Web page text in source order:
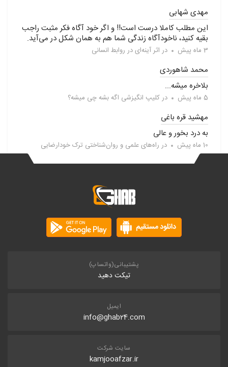
مهدی شهابی
این مطلب کاملا درست است!! و اگر خود آگاه فکر مثبت راجب
بقیه کنید، ناخودآگاه زندگی شما هم به همان شکل در می‌آید.
3 ماه پیش در اثر آینه‌ای در روابط انسانی
محمد شاهوردی
بلاخره میشه...
5 ماه پیش درکلیپ انگیزشی اگه بشه چی میشه؟
مهشید قره باغی
به درد بخور و عالی
10 ماه پیش در راه‌های علمی و روان‌شناختی ترک خودارضایی
پشتیبانی(واتساپ)
تیکت دهید
ایمیل
info@ghab24.com
سایت شرکت
kamjooafzar.ir